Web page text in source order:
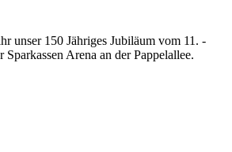
unser 150 Jähriges Jubiläum vom 11. -
Sparkassen Arena an der Pappelallee.